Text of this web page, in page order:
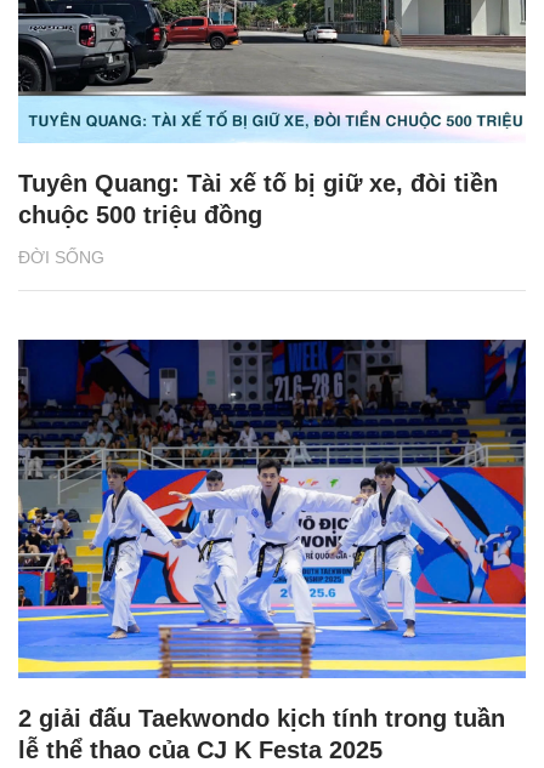
ĐỜI SỐNG
Tuyên Quang: Tài xế tố bị giữ xe, đòi tiền
chuộc 500 triệu đồng
2 giải đấu Taekwondo kịch tính trong tuần
lễ thể thao của CJ K Festa 2025